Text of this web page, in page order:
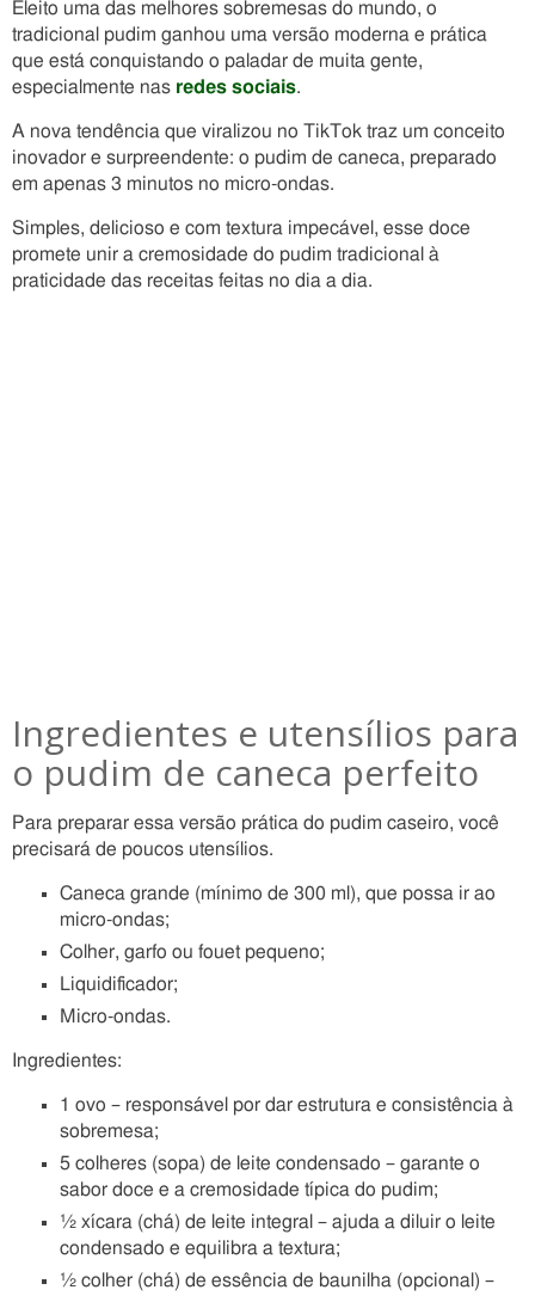
Eleito uma das melhores sobremesas do mundo, o
tradicional pudim ganhou uma versão moderna e prática
que está conquistando o paladar de muita gente,
especialmente nas redes sociais.
A nova tendência que viralizou no TikTok traz um conceito
inovador e surpreendente: o pudim de caneca, preparado
em apenas 3 minutos no micro-ondas.
Simples, delicioso e com textura impecável, esse doce
promete unir a cremosidade do pudim tradicional à
praticidade das receitas feitas no dia a dia.
Ingredientes e utensílios para
o pudim de caneca perfeito
Para preparar essa versão prática do pudim caseiro, você
precisará de poucos utensílios.
Caneca grande (mínimo de 300 ml), que possa ir ao
micro-ondas;
Colher, garfo ou fouet pequeno;
Liquidificador;
Micro-ondas.
Ingredientes:
1 ovo – responsável por dar estrutura e consistência à
sobremesa;
5 colheres (sopa) de leite condensado – garante o
sabor doce e a cremosidade típica do pudim;
½ xícara (chá) de leite integral – ajuda a diluir o leite
condensado e equilibra a textura;
½ colher (chá) de essência de baunilha (opcional) –